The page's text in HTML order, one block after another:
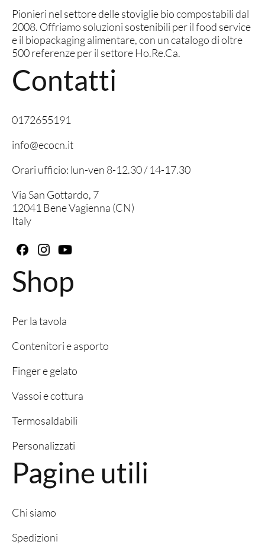
Pionieri nel settore delle stoviglie bio compostabili dal
2008. Offriamo soluzioni sostenibili per il food service
e il biopackaging alimentare, con un catalogo di oltre
500 referenze per il settore Ho.Re.Ca.
Contatti
0172655191
info@ecocn.it
Orari ufficio: lun-ven 8-12.30 / 14-17.30
Via San Gottardo, 7
12041 Bene Vagienna (CN)
Italy
Shop
Per la tavola
Contenitori e asporto
Finger e gelato
Vassoi e cottura
Termosaldabili
Personalizzati
Pagine utili
Chi siamo
Spedizioni